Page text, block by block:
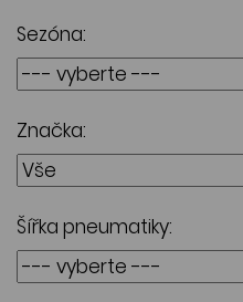
Sezóna:
Značka:
Šířka pneumatiky: